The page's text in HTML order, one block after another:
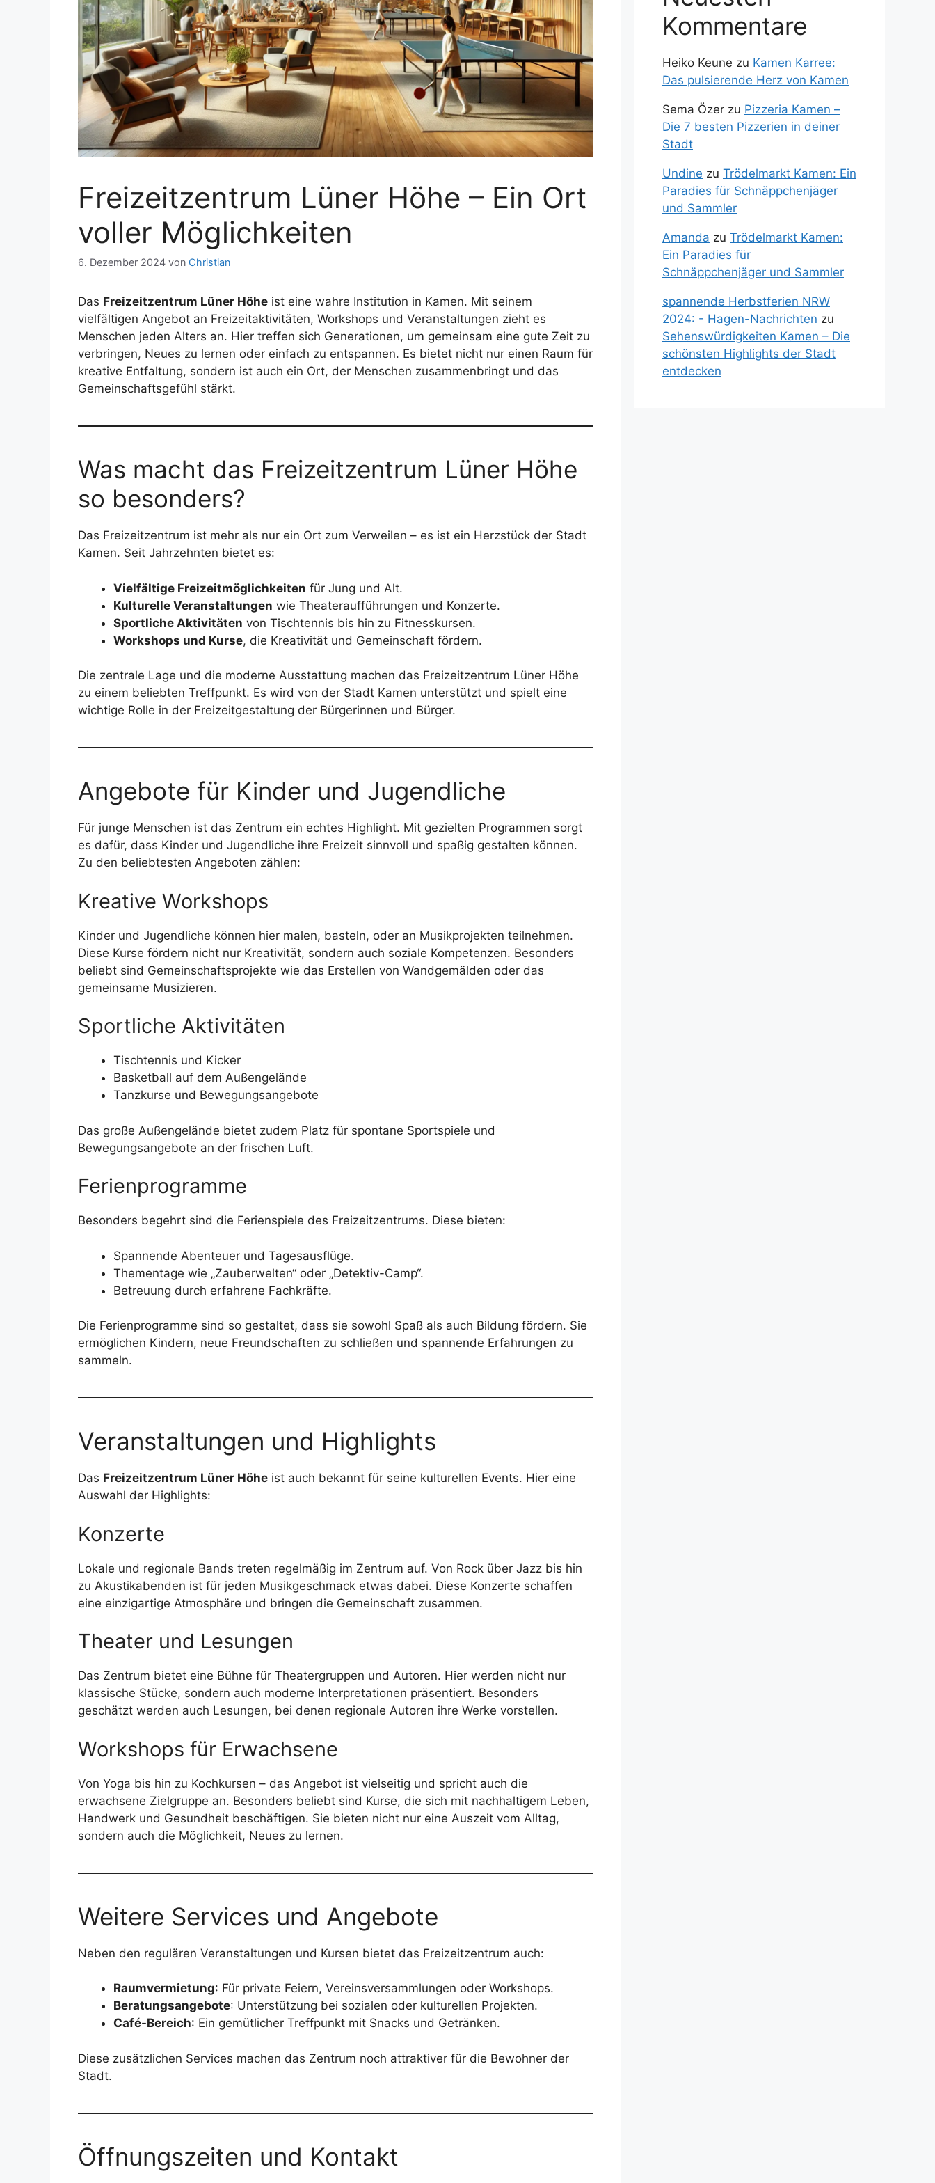
Freizeitzentrum Lüner Höhe – Ein Ort
voller Möglichkeiten
6. Dezember 2024 von Christian
Das Freizeitzentrum Lüner Höhe ist eine wahre Institution in Kamen. Mit seinem
vielfältigen Angebot an Freizeitaktivitäten, Workshops und Veranstaltungen zieht es
Menschen jeden Alters an. Hier treffen sich Generationen, um gemeinsam eine gute Zeit zu
verbringen, Neues zu lernen oder einfach zu entspannen. Es bietet nicht nur einen Raum für
kreative Entfaltung, sondern ist auch ein Ort, der Menschen zusammenbringt und das
Gemeinschaftsgefühl stärkt.
Was macht das Freizeitzentrum Lüner Höhe
so besonders?
Das Freizeitzentrum ist mehr als nur ein Ort zum Verweilen – es ist ein Herzstück der Stadt
Kamen. Seit Jahrzehnten bietet es:
Vielfältige Freizeitmöglichkeiten für Jung und Alt.
Kulturelle Veranstaltungen wie Theateraufführungen und Konzerte.
Sportliche Aktivitäten von Tischtennis bis hin zu Fitnesskursen.
Workshops und Kurse, die Kreativität und Gemeinschaft fördern.
Die zentrale Lage und die moderne Ausstattung machen das Freizeitzentrum Lüner Höhe
zu einem beliebten Treffpunkt. Es wird von der Stadt Kamen unterstützt und spielt eine
wichtige Rolle in der Freizeitgestaltung der Bürgerinnen und Bürger.
Angebote für Kinder und Jugendliche
Für junge Menschen ist das Zentrum ein echtes Highlight. Mit gezielten Programmen sorgt
es dafür, dass Kinder und Jugendliche ihre Freizeit sinnvoll und spaßig gestalten können.
Zu den beliebtesten Angeboten zählen:
Kreative Workshops
Kinder und Jugendliche können hier malen, basteln, oder an Musikprojekten teilnehmen.
Diese Kurse fördern nicht nur Kreativität, sondern auch soziale Kompetenzen. Besonders
beliebt sind Gemeinschaftsprojekte wie das Erstellen von Wandgemälden oder das
gemeinsame Musizieren.
Sportliche Aktivitäten
Tischtennis und Kicker
Basketball auf dem Außengelände
Tanzkurse und Bewegungsangebote
Das große Außengelände bietet zudem Platz für spontane Sportspiele und
Bewegungsangebote an der frischen Luft.
Ferienprogramme
Besonders begehrt sind die Ferienspiele des Freizeitzentrums. Diese bieten:
Spannende Abenteuer und Tagesausflüge.
Thementage wie „Zauberwelten“ oder „Detektiv-Camp“.
Betreuung durch erfahrene Fachkräfte.
Die Ferienprogramme sind so gestaltet, dass sie sowohl Spaß als auch Bildung fördern. Sie
ermöglichen Kindern, neue Freundschaften zu schließen und spannende Erfahrungen zu
sammeln.
Veranstaltungen und Highlights
Das Freizeitzentrum Lüner Höhe ist auch bekannt für seine kulturellen Events. Hier eine
Auswahl der Highlights:
Konzerte
Lokale und regionale Bands treten regelmäßig im Zentrum auf. Von Rock über Jazz bis hin
zu Akustikabenden ist für jeden Musikgeschmack etwas dabei. Diese Konzerte schaffen
eine einzigartige Atmosphäre und bringen die Gemeinschaft zusammen.
Theater und Lesungen
Das Zentrum bietet eine Bühne für Theatergruppen und Autoren. Hier werden nicht nur
klassische Stücke, sondern auch moderne Interpretationen präsentiert. Besonders
geschätzt werden auch Lesungen, bei denen regionale Autoren ihre Werke vorstellen.
Workshops für Erwachsene
Von Yoga bis hin zu Kochkursen – das Angebot ist vielseitig und spricht auch die
erwachsene Zielgruppe an. Besonders beliebt sind Kurse, die sich mit nachhaltigem Leben,
Handwerk und Gesundheit beschäftigen. Sie bieten nicht nur eine Auszeit vom Alltag,
sondern auch die Möglichkeit, Neues zu lernen.
Weitere Services und Angebote
Neben den regulären Veranstaltungen und Kursen bietet das Freizeitzentrum auch:
Raumvermietung: Für private Feiern, Vereinsversammlungen oder Workshops.
Beratungsangebote: Unterstützung bei sozialen oder kulturellen Projekten.
Café-Bereich: Ein gemütlicher Treffpunkt mit Snacks und Getränken.
Diese zusätzlichen Services machen das Zentrum noch attraktiver für die Bewohner der
Stadt.
Öffnungszeiten und Kontakt
Kommentare
Heiko Keune zu Kamen Karree:
Das pulsierende Herz von Kamen
Sema Özer zu Pizzeria Kamen –
Die 7 besten Pizzerien in deiner
Stadt
Undine zu Trödelmarkt Kamen: Ein
Paradies für Schnäppchenjäger
und Sammler
Amanda zu Trödelmarkt Kamen:
Ein Paradies für
Schnäppchenjäger und Sammler
spannende Herbstferien NRW
2024: - Hagen-Nachrichten zu
Sehenswürdigkeiten Kamen – Die
schönsten Highlights der Stadt
entdecken